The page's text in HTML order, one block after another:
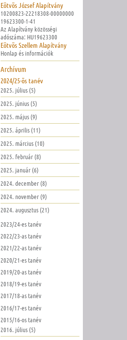
Eötvös József Alapítvány
10200823-22218308-00000000
19623300-1-41
Az Alapítvány közösségi
adószáma: HU19623300
Eötvös Szellem Alapítvány
Honlap és információk
Archívum
2024/25-ös tanév
2025. július (5)
2025. június (5)
2025. május (9)
2025. április (11)
2025. március (10)
2025. február (8)
2025. január (6)
2024. december (8)
2024. november (9)
2024. augusztus (21)
2023/24-es tanév
2022/23-as tanév
2021/22-as tanév
2020/21-es tanév
2019/20-as tanév
2018/19-es tanév
2017/18-as tanév
2016/17-es tanév
2015/16-os tanév
2016. július (5)